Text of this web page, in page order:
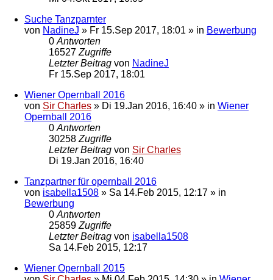
Suche Tanzparnter
von NadineJ » Fr 15.Sep 2017, 18:01 » in Bewerbung
0 Antworten
16527 Zugriffe
Letzter Beitrag von NadineJ
Fr 15.Sep 2017, 18:01
Wiener Opernball 2016
von Sir Charles » Di 19.Jan 2016, 16:40 » in Wiener
Opernball 2016
0 Antworten
30258 Zugriffe
Letzter Beitrag von Sir Charles
Di 19.Jan 2016, 16:40
Tanzpartner für opernball 2016
von isabella1508 » Sa 14.Feb 2015, 12:17 » in
Bewerbung
0 Antworten
25859 Zugriffe
Letzter Beitrag von isabella1508
Sa 14.Feb 2015, 12:17
Wiener Opernball 2015